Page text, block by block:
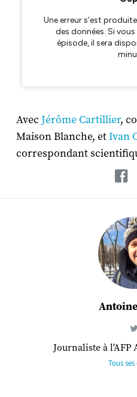
Avec Jérôme Cartillier,
Maison Blanche, etIvan
correspondant
Journaliste à l'AFP
Tous